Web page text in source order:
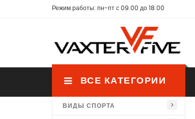
Режим работы: пн-пт с 09.00 до 18.00
ВСЕ КАТЕГОРИИ
ВИДЫ СПОРТА